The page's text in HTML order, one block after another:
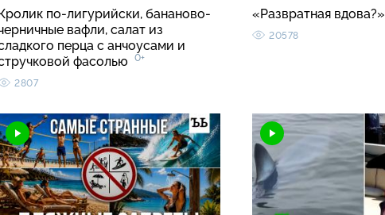
Кролик по-лигурийски, бананово-
вафли, салат из
перца с анчоусами и
фасолью
0+
2807
«Развратная вдова?»
20578